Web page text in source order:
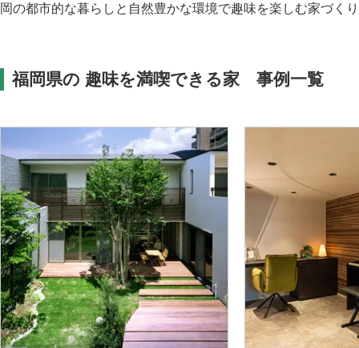
岡の都市的な暮らしと自然豊かな環境で趣味を楽しむ家づく
福岡県の 趣味を満喫できる家 事例一覧